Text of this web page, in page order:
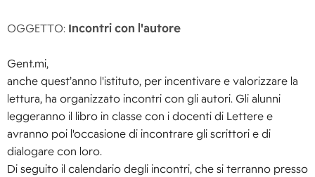
OGGETTO: Incontri con l'autore
Gent.mi,
anche quest’anno l'istituto, per incentivare e valorizzare la
lettura, ha organizzato incontri con gli autori. Gli alunni
leggeranno il libro in classe con i docenti di Lettere e
avranno poi l'occasione di incontrare gli scrittori e di
dialogare con loro.
Di seguito il calendario degli incontri, che si terranno presso